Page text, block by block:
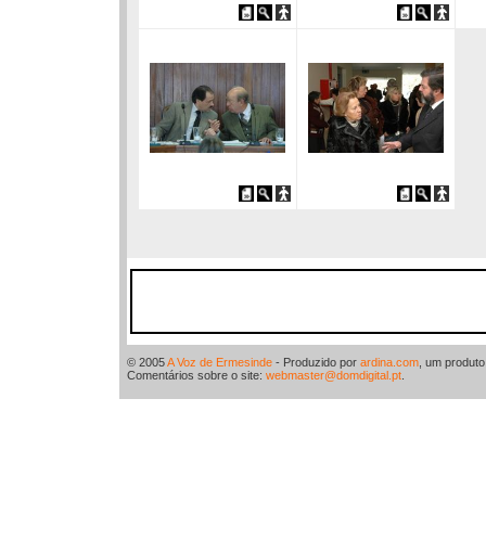
© 2005A Voz de Ermesinde - Produzido por ardina.com , um
Comentários sobre o site: webmaster@domdigital.pt